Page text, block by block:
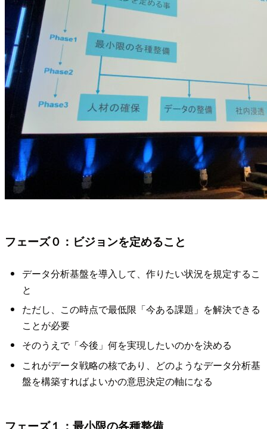
フェーズ０：ビジョンを定めること
データ分析基盤を導入して、作りたい状況を規定するこ
と
ただし、この時点で最低限「今ある課題」を解決できる
ことが必要
そのうえで「今後」何を実現したいのかを決める
これがデータ戦略の核であり、どのようなデータ分析基
盤を構築すればよいかの意思決定の軸になる
フェーズ１：最小限の各種整備